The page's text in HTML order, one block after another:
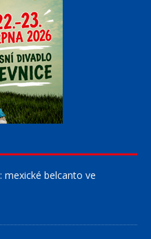
mexické belcanto ve